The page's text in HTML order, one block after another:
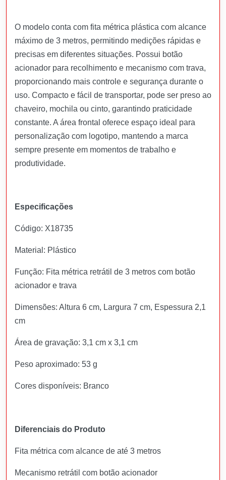
O modelo conta com fita métrica plástica com alcance
máximo de 3 metros, permitindo medições rápidas e
precisas em diferentes situações. Possui botão
acionador para recolhimento e mecanismo com trava,
proporcionando mais controle e segurança durante o
uso. Compacto e fácil de transportar, pode ser preso ao
chaveiro, mochila ou cinto, garantindo praticidade
constante. A área frontal oferece espaço ideal para
personalização com logotipo, mantendo a marca
sempre presente em momentos de trabalho e
produtividade.
Especificações
Código: X18735
Material: Plástico
Função: Fita métrica retrátil de 3 metros com botão
acionador e trava
Dimensões: Altura 6 cm, Largura 7 cm, Espessura 2,1
cm
Área de gravação: 3,1 cm x 3,1 cm
Peso aproximado: 53 g
Cores disponíveis: Branco
Diferenciais do Produto
Fita métrica com alcance de até 3 metros
Mecanismo retrátil com botão acionador